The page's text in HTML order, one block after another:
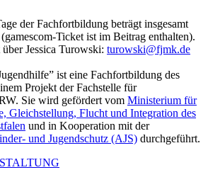
der Fachfortbildung beträgt insgesamt
Ticket ist im Beitrag enthalten).
Jessica Turowski: turowski@fjmk.de
ist eine Fachfortbildung des
Projekt der Fachstelle für
Sie wird gefördert vom Ministerium für
Gleichstellung, Flucht und Integration des
und in Kooperation mit der
und Jugendschutz (AJS) durchgeführt.